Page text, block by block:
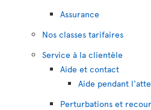
Assurance
Nos classes tarifaires
Service à la clientèle
Aide et contact
Aide pendant
Perturbations et